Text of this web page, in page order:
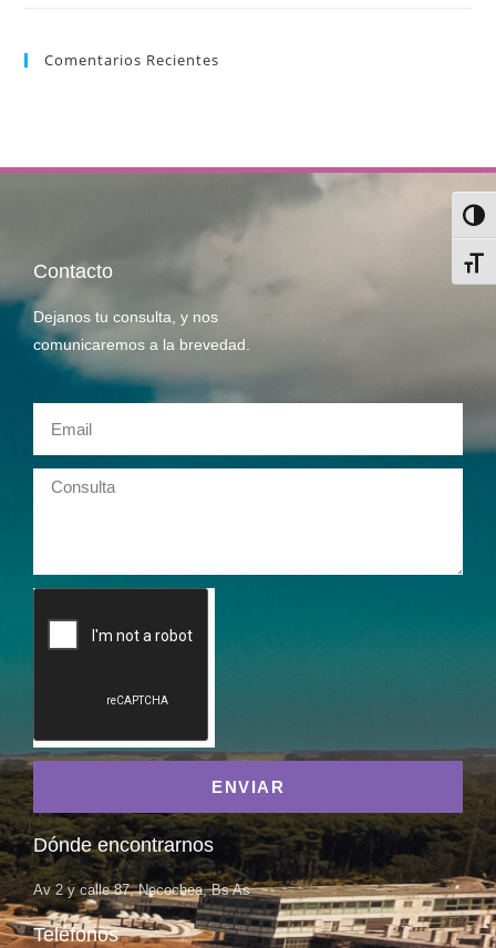
Comentarios Recientes
Contacto
Dejanos tu consulta, y nos
comunicaremos a la brevedad.
ENVIAR
Dónde encontrarnos
Av 2 y calle 87, Necochea, Bs As
Teléfonos